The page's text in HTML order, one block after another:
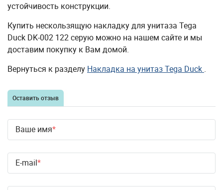
устойчивость конструкции.
Купить нескользящую накладку для унитаза Tega
Duck DK-002 122 серую можно на нашем сайте и мы
доставим покупку к Вам домой.
Вернуться к разделу Накладка на унитаз Tega Duck .
Оставить отзыв
Ваше имя
E-mail